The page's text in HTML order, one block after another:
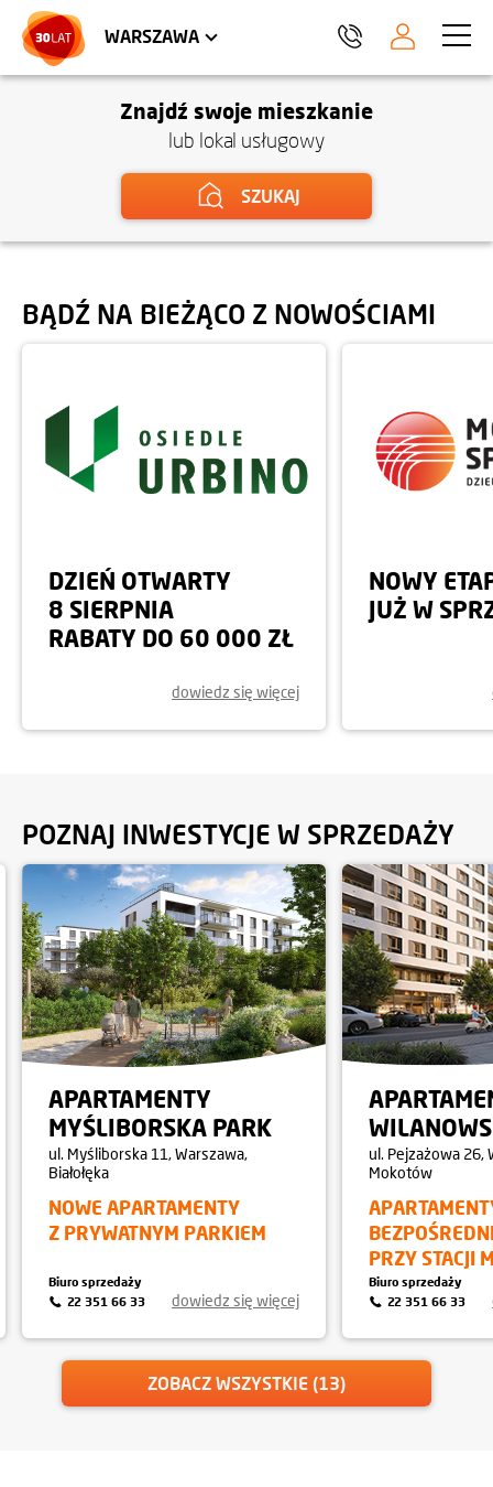
WARSZAWA
HEL
Znajdź swoje mieszkanie
lub lokal usługowy
SZUKAJ
BĄDŹ NA BIEŻĄCO Z NOWOŚCIAMI
DZIEŃ OTWARTY
8 SIERPNIA
RABATY DO 60 000 ZŁ
dowiedz się więcej
NOWY
JUŻ W
POZNAJ INWESTYCJE W SPRZEDAŻY
APARTAMENTY
MYŚLIBORSKA PARK
ul. Myśliborska 11, Warszawa,
Białołęka
NOWE APARTAMENTY
Z PRYWATNYM PARKIEM
dowiedz się więcej
Biuro sprzedaży
22 351 66 33
ul. Pejzażowa 26,
Mokotów
PRZY STACJI
Biuro sprzedaży
22 351 66 33
ZOBACZ WSZYSTKIE (13)